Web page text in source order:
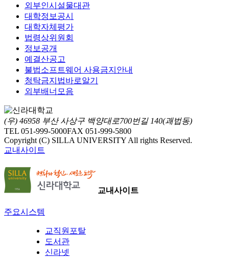
외부인시설물대관
대학정보공시
대학자체평가
법령상위원회
정보공개
예결산공고
불법소프트웨어 사용금지안내
청탁금지법바로알기
외부배너모음
(우) 46958 부산 사상구 백양대로700번길 140(괘법동)
TEL 051-999-5000FAX 051-999-5800
Copyright (C) SILLA UNIVERSITY All rights Reserved.
교내사이트
교내사이트
주요시스템
교직원포탈
도서관
신라넷